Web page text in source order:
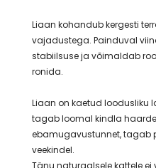
Liaan kohandub kergesti
vajadustega. Painduval
stabiilsuse ja võimaldab
ronida.
Liaan on kaetud loodusliku
tagab loomal kindla
ebamugavustunnet, tagab
veekindel.
Tänu naturaalsele kattele